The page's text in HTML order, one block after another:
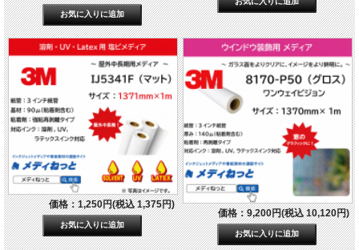
価格：1,250円(税込 1,375円)
価格：9,200円(税込 10,120円)